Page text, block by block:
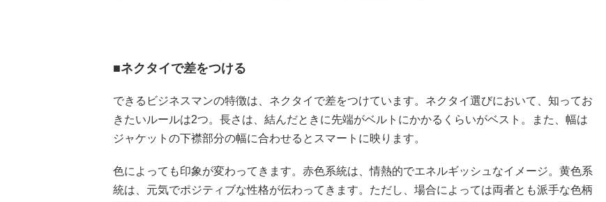
■ネクタイで差をつける
できるビジネスマンの特徴は、ネクタイで差をつけています。ネクタイ選びにおいて、知ってお
きたいルールは2つ。長さは、結んだときに先端がベルトにかかるくらいがベスト。また、幅は
ジャケットの下襟部分の幅に合わせるとスマートに映ります。
色によっても印象が変わってきます。赤色系統は、情熱的でエネルギッシュなイメージ。黄色系
統は、元気でポジティブな性格が伝わってきます。ただし、場合によっては両者とも派手な色柄